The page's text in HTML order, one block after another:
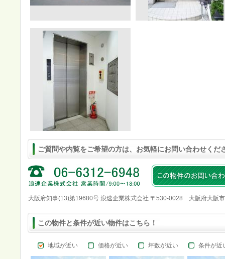
ご質問や内覧をご希望の方は、お気軽にお問い合わせくだ
大阪府知事(13)第19680号 浪速企業株式会社 〒530-0028 大阪府大阪
この物件と条件が近い物件はこちら！
地域が近い 価格が近い 坪数が近い 条件が近